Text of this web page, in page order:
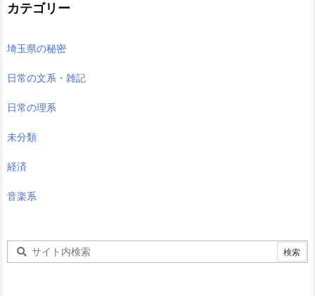
カテゴリー
埼玉県の秘密
日常の文系・雑記
日常の理系
未分類
経済
音楽系